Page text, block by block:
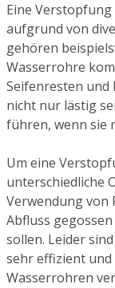
Eine
aufgrund von
gehören
Wasserrohre
Seifenresten und
nicht nur lästig
führen, wenn sie
Um eine
unterschiedliche
Verwendung von
Abfluss
sollen. Leider
sehr effizient und
Wasserrohren